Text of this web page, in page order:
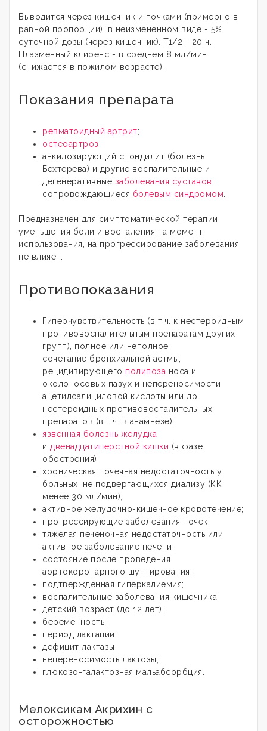
Выводится через кишечник и почками (примерно в
равной пропорции), в неизмененном виде - 5%
суточной дозы (через кишечник). T1/2 - 20 ч.
Плазменный клиренс - в среднем 8 мл/мин
(снижается в пожилом возрасте).
Показания препарата
ревматоидный артрит;
остеоартроз;
анкилозирующий спондилит (болезнь
Бехтерева) и другие воспалительные и
дегенеративные заболевания суставов
сопровождающиеся болевым синдромом
Предназначен для симптоматической терапии,
уменьшения боли и воспаления на момент
использования, на прогрессирование заболевания
не влияет.
Противопоказания
Гиперчувствительность (в т.ч. к нестероидным
противовоспалительным препаратам других
групп), полное или неполное
сочетание бронхиальной астмы,
рецидивирующего полипоза носа и
околоносовых пазух и непереносимости
ацетилсалициловой кислоты или др.
нестероидных противовоспалительных
препаратов (в т.ч. в анамнезе);
язвенная болезнь желудка
и двенадцатиперстной кишки (в фазе
обострения);
хроническая почечная недостаточность у
больных, не подвергающихся диализу (КК
менее 30 мл/мин);
активное желудочно-кишечное кровотечение;
прогрессирующие заболевания почек,
тяжелая печеночная недостаточность или
активное заболевание печени;
состояние после проведения
аортокоронарного шунтирования;
подтверждённая гиперкалиемия;
воспалительные заболевания кишечника;
детский возраст (до 12 лет);
беременность;
период лактации;
дефицит лактазы;
непереносимость лактозы;
глюкозо-галактозная мальабсорбция.
Мелоксикам Акрихин с
осторожностью